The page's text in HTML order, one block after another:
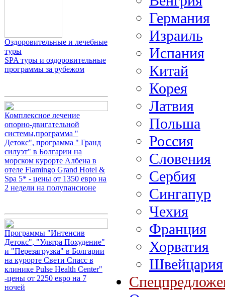
Оздоровительные и лечебные
туры
SPA туры и оздоровительные
программы за рубежом
Комплексное лечение
опорно-двигательной
системы,программа "
Детокс", программа " Гранд
силуэт" в Болгарии на
морском курорте Албена в
отеле Flamingo Grand Hotel &
Spa 5* - цены от 1350 евро на
2 недели на полупансионе
Программы "Интенсив
Детокс", "Ультра Похудение"
и "Перезагрузка" в Болгарии
на курорте Свети Спасс в
клинике Pulse Health Center"
-цены от 2250 евро на 7
ночей
Германия
Израиль
Испания
Китай
Корея
Латвия
Польша
Россия
Словения
Сербия
Сингапур
Чехия
Франция
Хорватия
Швейцария